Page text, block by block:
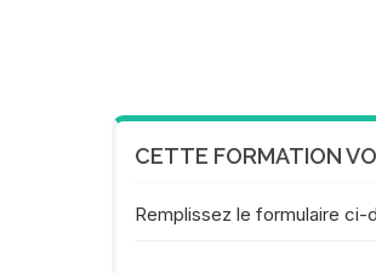
CETTE FORMATION
Remplissez le formulaire